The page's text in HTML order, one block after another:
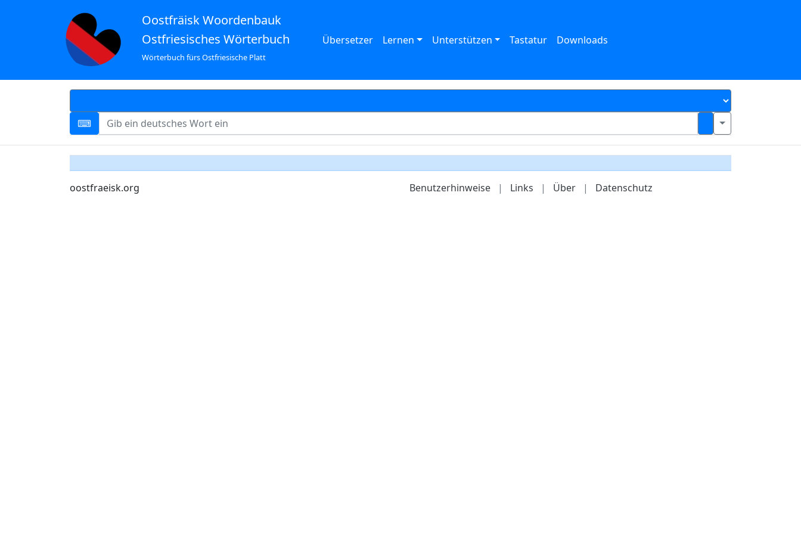
Oostfräisk Woordenbauk
Ostfriesisches Wörterbuch
Wörterbuch fürs Ostfriesische Platt
Übersetzer Lernen Unterstützen Tastatur Downloads
oostfraeisk.org Benutzerhinweise | Links | Über | Datenschutz